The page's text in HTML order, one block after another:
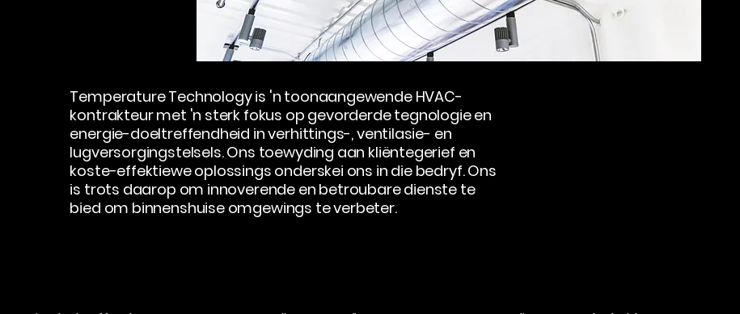
Temperature Technology is 'n toonaangewende HVAC-
kontrakteur met 'n sterk fokus op gevorderde tegnologie en
energie-doeltreffendheid in verhittings-, ventilasie- en
lugversorgingstelsels. Ons toewyding aan kliëntegerief en
koste-effektiewe oplossings onderskei ons in die bedryf. Ons
is trots daarop om innoverende en betroubare dienste te
bied om binnenshuise omgewings te verbeter.